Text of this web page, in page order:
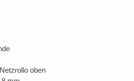
oben